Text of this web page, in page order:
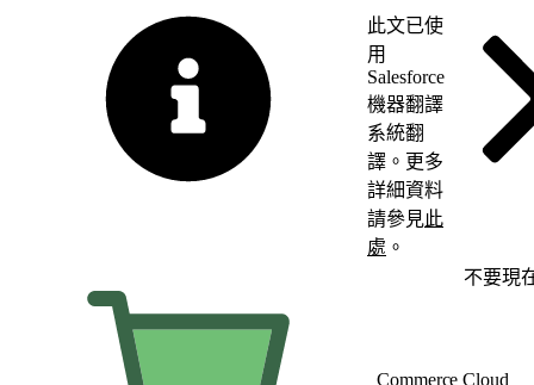
此文已使
用
Salesforce
機器翻譯
系統翻
譯。更多
詳細資料
請參見此
處 。
不要現
Commerce Cloud